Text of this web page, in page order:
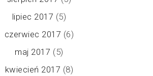
lipiec 2017 (5)
czerwiec 2017 (6)
maj 2017 (5)
kwiecień 2017 (8)